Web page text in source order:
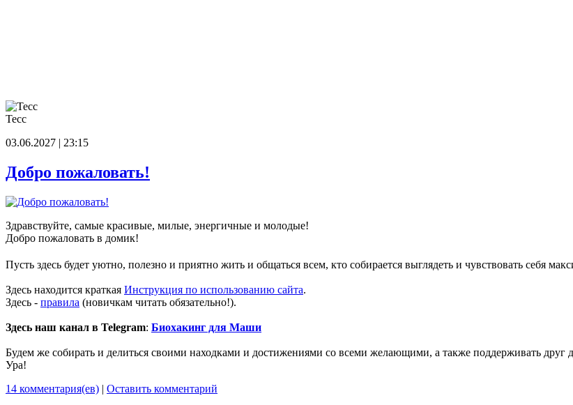
Тесс
03.06.2027 | 23:15
Добро пожаловать!
Здравствуйте, самые красивые, милые, энергичные и молодые!
Добро пожаловать в домик!
Пусть здесь будет уютно, полезно и приятно жить и общаться всем, кто собирается выглядеть и чувствовать себя
Здесь находится краткая Инструкция по использованию сайта.
Здесь - правила (новичкам читать обязательно!).
Здесь наш канал в Telegram: Биохакинг для Маши
Будем же собирать и делиться своими находками и достижениями со всеми желающими, а также поддерживать друг
Ура!
14 комментария(ев) | Оставить комментарий